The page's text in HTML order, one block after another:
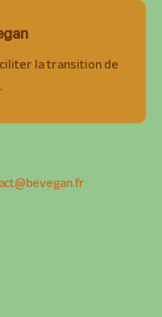
la transition de